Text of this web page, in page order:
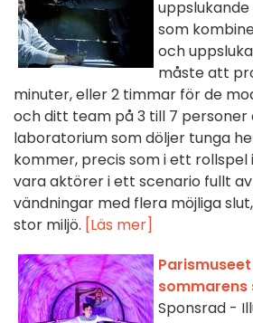
uppslukande
som
och
måste att
minuter, eller 2 timmar för de
och ditt team på 3 till 7
laboratorium som döljer tunga
kommer, precis som i ett
vara aktörer i ett scenario fullt
vändningar med flera möjliga
stor miljö. [Läs mer]
Sponsrad -